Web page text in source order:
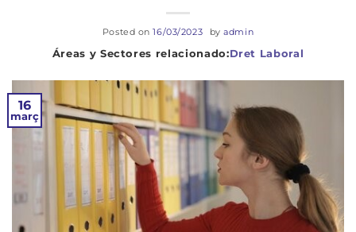
Dret Laboral
Posted on16/03/2023 byadmin
16
març